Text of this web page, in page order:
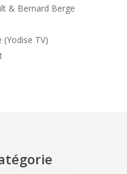
& Bernard Berge
TV)